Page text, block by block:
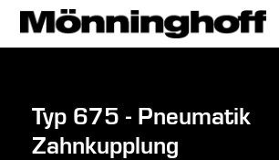
Typ 675 - Pneumatik
Zahnkupplung